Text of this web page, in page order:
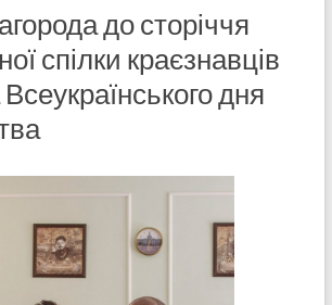
до сторіччя
спілки краєзнавців
дня